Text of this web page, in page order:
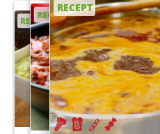
RECEPT
RECEPT
RECEPT
RECEPT
RECEPT